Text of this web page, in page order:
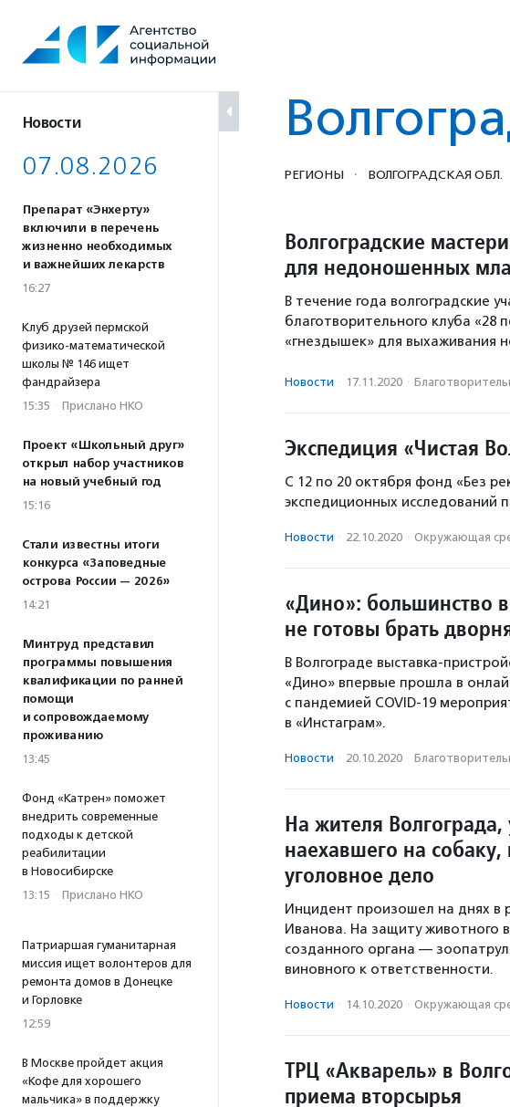
содержанию
Новости
07.08.2026
Препарат «Энхерту»
включили в перечень
жизненно необходимых
и важнейших лекарств
16:27
Клуб друзей пермской
физико-математической
школы № 146 ищет
фандрайзера
15:35 · Прислано НКО
Проект «Школьный друг»
открыл набор участников
на новый учебный год
15:16
Стали известны итоги
конкурса «Заповедные
острова России — 2026»
14:21
Минтруд представил
программы повышения
квалификации по ранней
помощи
и сопровождаемому
проживанию
13:45
Фонд «Катрен» поможет
внедрить современные
подходы к детской
реабилитации
в Новосибирске
13:15 · Прислано НКО
Патриаршая гуманитарная
миссия ищет волонтеров для
ремонта домов в Донецке
и Горловке
12:59
В Москве пройдет акция
«Кофе для хорошего
мальчика» в поддержку
РЕГИОНЫ · ВОЛГОГРАДСКАЯ ОБЛ.
Волгоградские
для недоношенных
В течение года волгоградские
благотворительного клуба «28
«гнездышек» для выхаживания
Новости · 17.11.2020 ·
Экспедиция «Чистая
С 12 по 20 октября фонд «Без
экспедиционных исследований
Новости · 22.10.2020 · Окружающая
«Дино»: большинство
не готовы брать
В Волгограде выставка-
«Дино» впервые прошла в
с пандемией COVID-19
в «Инстаграм».
Новости · 20.10.2020 ·
На жителя
наехавшего на собаку,
уголовное дело
Инцидент произошел на днях в
Иванова. На защиту животного
созданного органа —
виновного к ответственности.
Новости · 14.10.2020 · Окружающая
ТРЦ «Акварель» в
приема вторсырья